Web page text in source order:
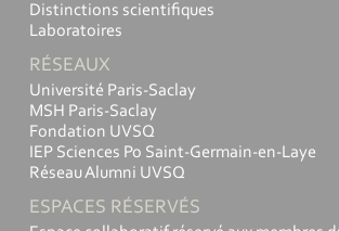
Distinctions scientifiques
Laboratoires
RÉSEAUX
Université Paris-Saclay
MSH Paris-Saclay
Fondation UVSQ
IEP Sciences Po Saint-Germain-en-Laye
Réseau Alumni UVSQ
ESPACES RÉSERVÉS